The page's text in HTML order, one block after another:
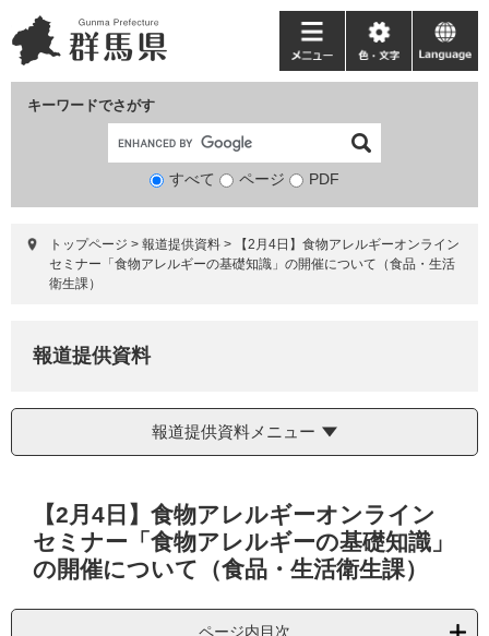
ー
ジ
ニ
ュ
て
キーワードでさがす
検
象
すべて ページ PDF
メ
ニ
ー
色・
文
language
トップページ > 報道提供資料 >
【2月4日】食物アレルギーオンライン
セミナー「食物アレルギーの基礎知識」の開催について（食品・生活
衛生課）
報道提供資料
報道提供資料メニュー
【2月4日】食物アレルギーオンライン
セミナー「食物アレルギーの基礎知識」
の開催について（食品・生活衛生課）
ページ内目次